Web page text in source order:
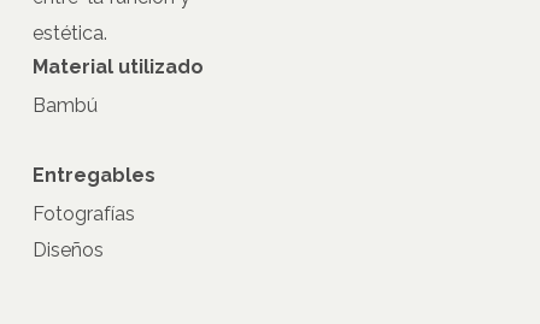
estética.
Material utilizado
Bambú
Entregables
Fotografías
Diseños